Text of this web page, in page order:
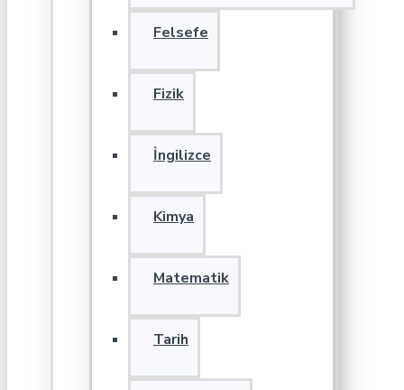
Felsefe
Fizik
İngilizce
Kimya
Matematik
Tarih